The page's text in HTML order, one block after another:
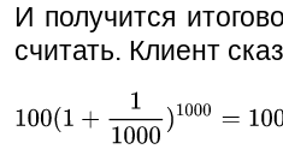
И получится
считать. Клиент